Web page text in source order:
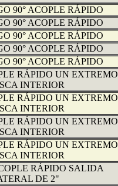
90° ACOPLE RÁPIDO
90° ACOPLE RÁPIDO
90° ACOPLE RÁPIDO
90° ACOPLE RÁPIDO
90° ACOPLE RÁPIDO
RÁPIDO UN EXTREMO
INTERIOR
RÁPIDO UN EXTREMO
INTERIOR
RÁPIDO UN EXTREMO
INTERIOR
RÁPIDO UN EXTREMO
INTERIOR
RÁPIDO SALIDA
DE 2"